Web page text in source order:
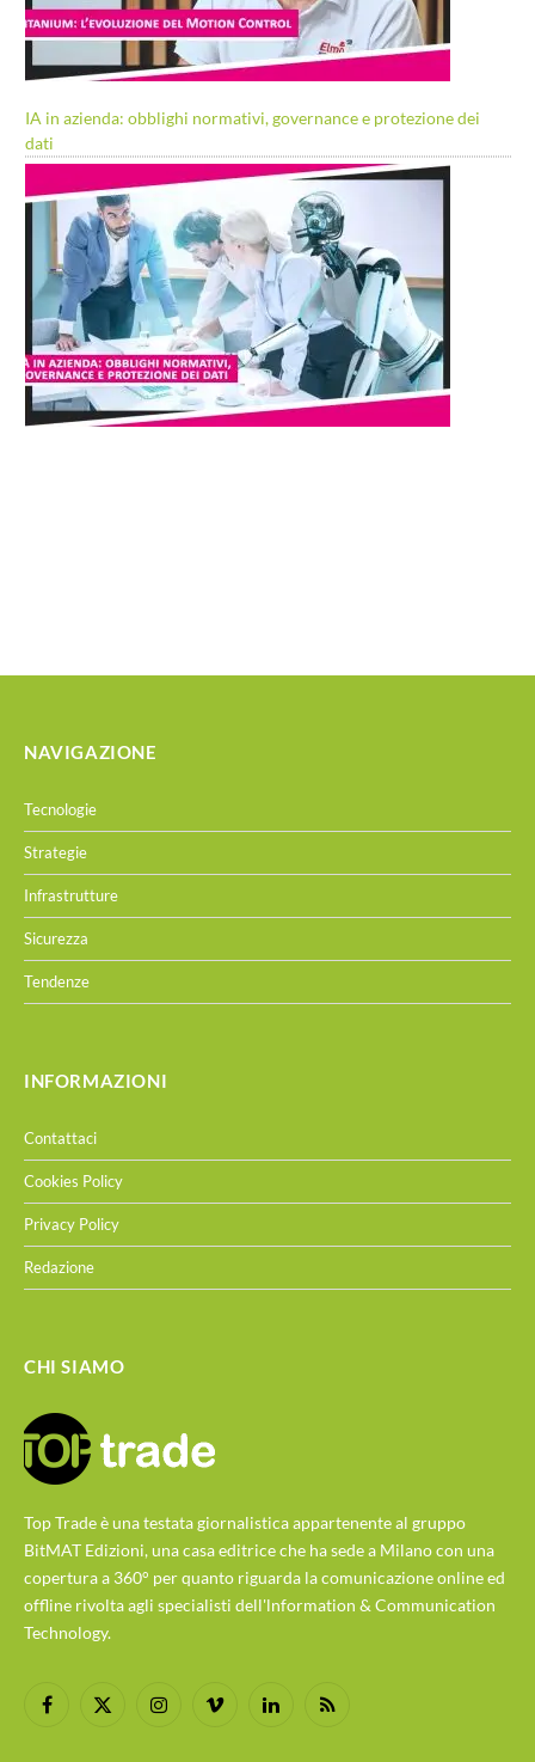
IA in azienda: obblighi normativi, governance e protezione dei
dati
NAVIGAZIONE
Tecnologie
Strategie
Infrastrutture
Sicurezza
Tendenze
INFORMAZIONI
Contattaci
Cookies Policy
Privacy Policy
Redazione
CHI SIAMO
Top Trade è una testata giornalistica appartenente al gruppo
BitMAT Edizioni, una casa editrice che ha sede a Milano con una
copertura a 360° per quanto riguarda la comunicazione online ed
offline rivolta agli specialisti dell'lnformation & Communication
Technology.
Facebook
X
InstagramVimeo LinkedInRSS